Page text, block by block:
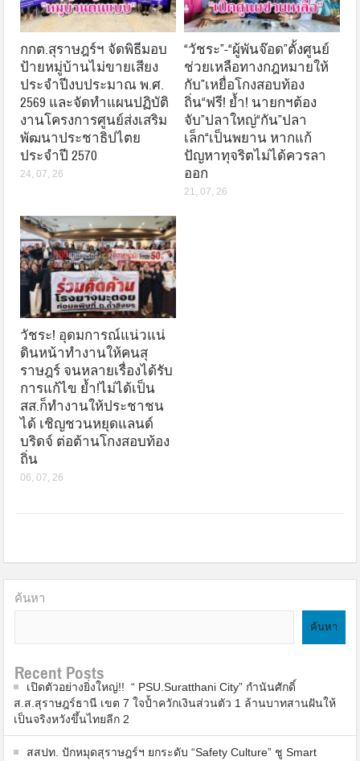
กกต.สุราษฎร์ฯ จัดพิธีมอบ
ป้ายหมู่บ้านไม่ขายเสียง
ประจำปีงบประมาณ พ.ศ.
2569 และจัดทำแผนปฏิบัติ
งานโครงการศูนย์ส่งเสริม
พัฒนาประชาธิปไตย
ประจำปี 2570
24, 07, 26
“วัชระ”-“ผู้พันจ๊อด”ตั้งศูนย์
ช่วยเหลือทางกฎหมายให้
กับ”เหยื่อโกงสอบท้อง
ถิ่น“ฟรี! ย้ำ! นายกฯต้อง
จับ”ปลาใหญ่“กัน”ปลา
เล็ก“เป็นพยาน หากแก้
ปัญหาทุจริตไม่ได้ควรลา
ออก
21, 07, 26
วัชระ! อุดมการณ์แน่วแน่
ดินหน้าทำงานให้คนสุ
ราษฎร์ จนหลายเรื่องได้รับ
การแก้ไข ย้ำ!ไม่ได้เป็น
สส.ก็ทำงานให้ประชาชน
ได้ เชิญชวนหยุดแลนด์
บริดจ์ ต่อต้านโกงสอบท้อง
ถิ่น
06, 07, 26
ค้นหา
ค้นหา
Recent Posts
เปิดตัวอย่างยิ่งใหญ่!! “ PSU.Suratthani City” กำนันศักดิ์
ส.ส.สุราษฎร์ธานี เขต 7 ใจป้ำควักเงินส่วนตัว 1 ล้านบาทสานฝันให้
เป็นจริงหวังขึ้นไทยลีก 2
สสปท. ปักหมุดสุราษฎร์ฯ ยกระดับ “Safety Culture” ชู Smart